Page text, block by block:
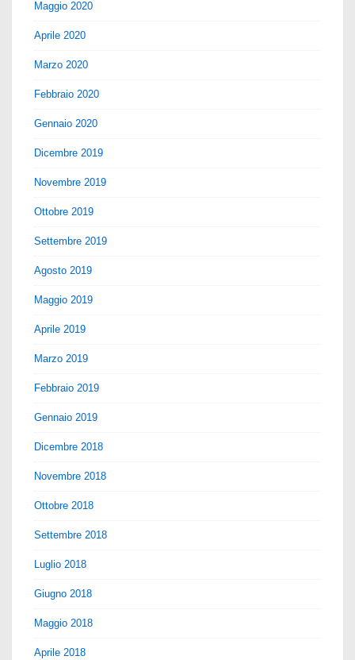
Maggio 2020
Aprile 2020
Marzo 2020
Febbraio 2020
Gennaio 2020
Dicembre 2019
Novembre 2019
Ottobre 2019
Settembre 2019
Agosto 2019
Maggio 2019
Aprile 2019
Marzo 2019
Febbraio 2019
Gennaio 2019
Dicembre 2018
Novembre 2018
Ottobre 2018
Settembre 2018
Luglio 2018
Giugno 2018
Maggio 2018
Aprile 2018